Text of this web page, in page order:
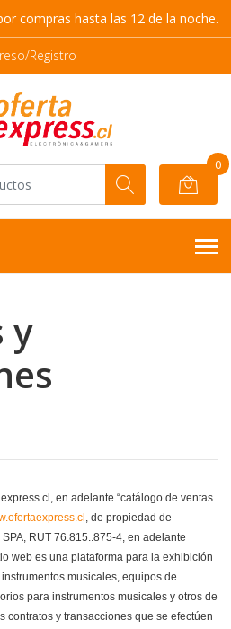
compras hasta las 12 de la noche.
Registro
0
y
en adelante “catálogo de ventas
, de propiedad de
RUT 76.815..875-4, en adelante
web es una plataforma para la exhibición
musicales, equipos de
para instrumentos musicales y otros de
contratos y transacciones que se efectúen